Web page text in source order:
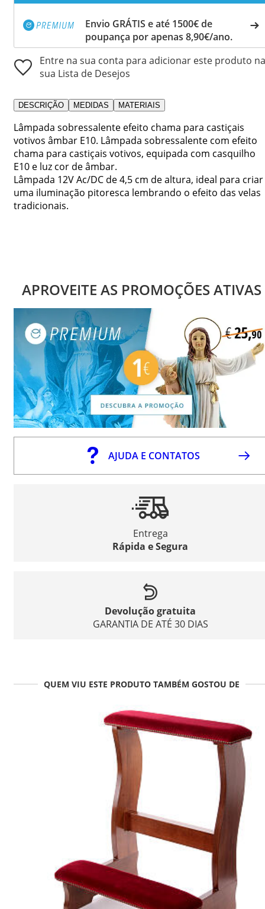
Envio GRÁTIS e até 1500€ de
poupança por apenas 8,90€/ano.
Entre na sua conta para adicionar este produto na
sua Lista de Desejos
DESCRIÇÃO MEDIDAS MATERIAIS
Lâmpada sobressalente efeito chama para castiçais
votivos âmbar E10. Lâmpada sobressalente com efeito
chama para castiçais votivos, equipada com casquilho
E10 e luz cor de âmbar.
Lâmpada 12V Ac/DC de 4,5 cm de altura, ideal para criar
uma iluminação pitoresca lembrando o efeito das velas
tradicionais.
APROVEITE AS PROMOÇÕES ATIVAS
AJUDA E CONTATOS
Entrega
Rápida e Segura
Devolução gratuita
GARANTIA DE ATÉ 30 DIAS
QUEM VIU ESTE PRODUTO TAMBÉM GOSTOU DE